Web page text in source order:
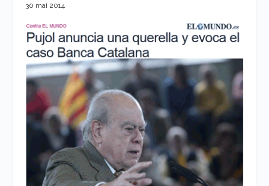
30 mai 2014